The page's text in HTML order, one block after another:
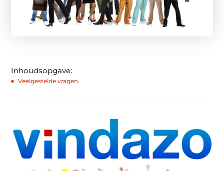
Inhoudsopgave:
Veelgestelde vragen